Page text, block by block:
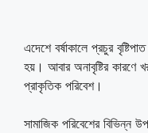
এদেশে বর্ষাকালে প্রচুর
হয়। আবার অনাবৃষ্টির কারণে
প্রাকৃতিক পরিবেশ।
সামাজিক পরিবেশের বিভিন্ন